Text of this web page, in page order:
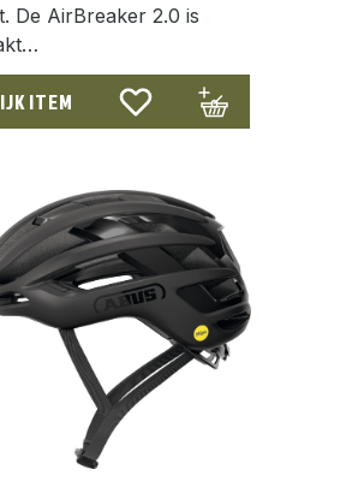
De AirBreaker 2.0 is
ITEM